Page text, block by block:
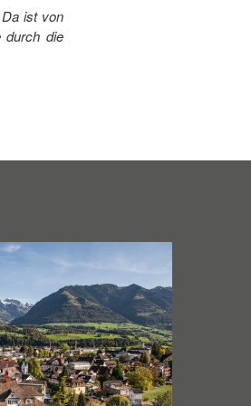
ist von
durch die